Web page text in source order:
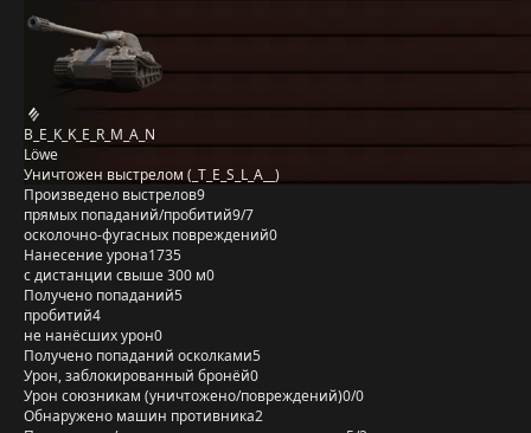
B_E_K_K_E_R_M_A_N
Löwe
Уничтожен выстрелом (_T_E_S_L_A__)
Произведено выстрелов9
прямых попаданий/пробитий9/7
осколочно-фугасных повреждений0
Нанесение урона1735
с дистанции свыше 300 м0
Получено попаданий5
пробитий4
не нанёсших урон0
Получено попаданий осколками5
Урон, заблокированный бронёй0
Урон союзникам (уничтожено/повреждений)0/0
Обнаружено машин противника2